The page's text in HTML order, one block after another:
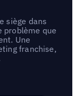
siège dans
problème que
Une
franchise,